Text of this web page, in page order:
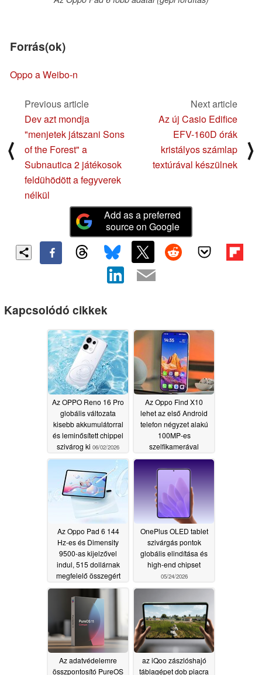
Forrás(ok)
Oppo a Weibo-n
⟨
Previous article
Dev azt mondja
"menjetek játszani Sons
of the Forest" a
Subnautica 2 játékosok
feldühödött a fegyverek
nélkül
Next article
Az új Casio Edifice
EFV-160D órák
kristályos számlap
textúrával készülnek
⟩
Add as a preferred
source on Google
Kapcsolódó cikkek
Az OPPO Reno 16 Pro
globális változata
kisebb akkumulátorral
és leminősített chippel
szivárog ki 06/02/2026
Az Oppo Find X10
lehet az első Android
telefon négyzet alakú
100MP-es
szelfikamerával
05/30/2026
Az Oppo Pad 6 144
Hz-es és Dimensity
9500-as kijelzővel
indul, 515 dollárnak
megfelelő összegért
05/25/2026
OnePlus OLED tablet
szivárgás pontok
globális elindítása és
high-end chipset
05/24/2026
Az adatvédelemre
összpontosító PureOS
az iQoo zászlóshajó
táblagépet dob piacra